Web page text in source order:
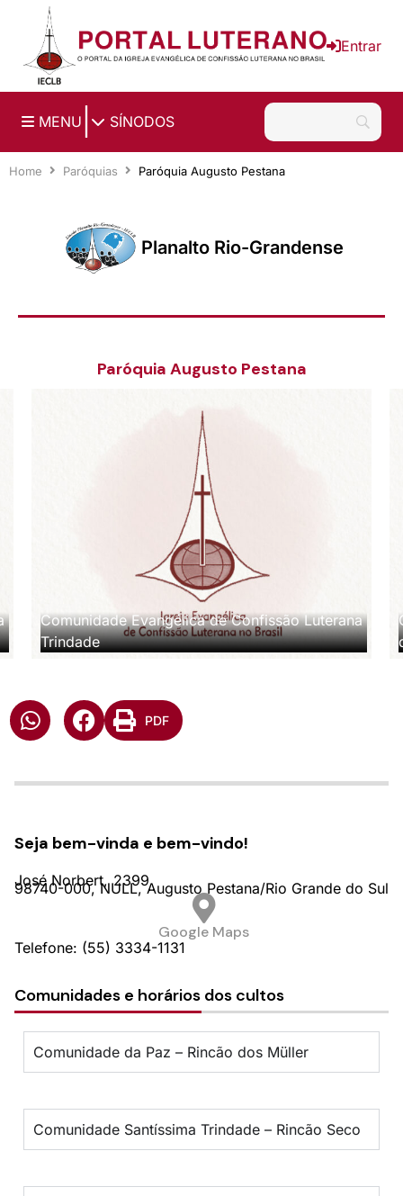
Ir para o conteúdo principal
Entrar
MENU SÍNODOS
Home Paróquias Paróquia Augusto Pestana
Planalto Rio-Grandense
Paróquia Augusto Pestana
Comunidade Evangélica de Confissão Luterana
Trindade
PDF
Seja bem-vinda e bem-vindo!
José Norbert, 2399
98740-000, NULL, Augusto Pestana/Rio Grande do Sul
Google Maps
Telefone: (55) 3334-1131
Comunidades e horários dos cultos
Comunidade da Paz – Rincão dos Müller
Comunidade Santíssima Trindade – Rincão Seco